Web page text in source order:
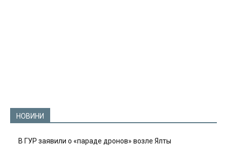
НОВИНИ
В ГУР заявили о «параде дронов» возле Ялты